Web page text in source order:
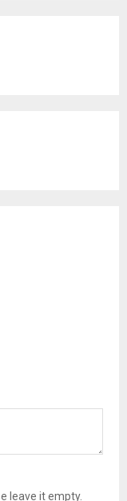
leave it empty.